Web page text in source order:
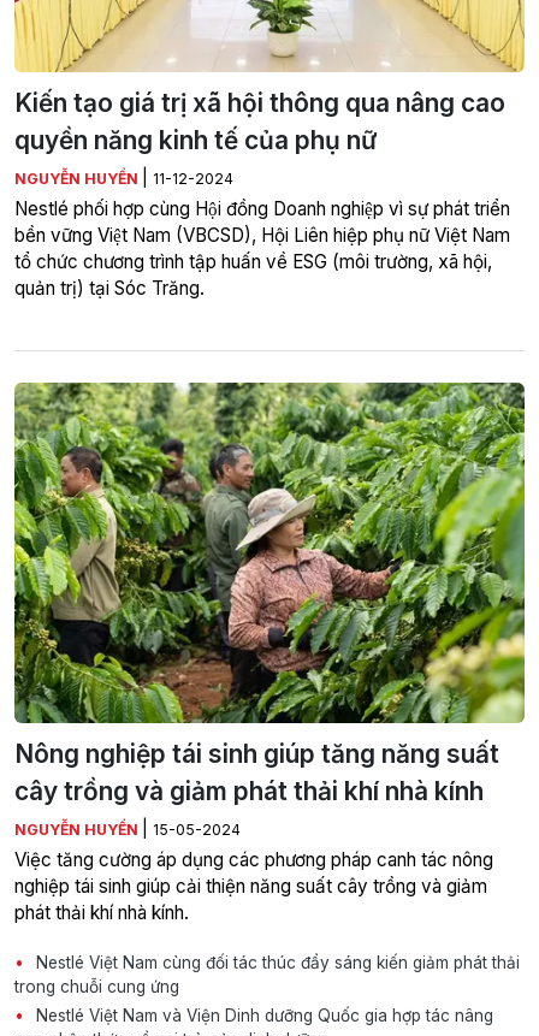
Kiến tạo giá trị xã hội thông qua nâng cao
quyền năng kinh tế của phụ nữ
NGUYỄN HUYỀN 11-12-2024
Nestlé phối hợp cùng Hội đồng Doanh nghiệp vì sự phát triển
bền vững Việt Nam (VBCSD), Hội Liên hiệp phụ nữ Việt Nam
tổ chức chương trình tập huấn về ESG (môi trường, xã hội,
quản trị) tại Sóc Trăng.
Nông nghiệp tái sinh giúp tăng năng suất
cây trồng và giảm phát thải khí nhà kính
NGUYỄN HUYỀN 15-05-2024
Việc tăng cường áp dụng các phương pháp canh tác nông
nghiệp tái sinh giúp cải thiện năng suất cây trồng và giảm
phát thải khí nhà kính.
Nestlé Việt Nam cùng đối tác thúc đẩy sáng kiến giảm phát thải
trong chuỗi cung ứng
Nestlé Việt Nam và Viện Dinh dưỡng Quốc gia hợp tác nâng